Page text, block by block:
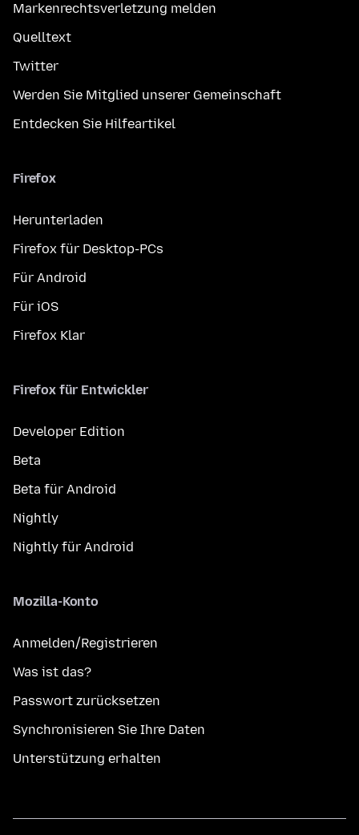
Markenrechtsverletzung melden
Quelltext
Twitter
Werden Sie Mitglied unserer Gemeinschaft
Entdecken Sie Hilfeartikel
Firefox
Herunterladen
Firefox für Desktop-PCs
Für Android
Für iOS
Firefox Klar
Firefox für Entwickler
Developer Edition
Beta
Beta für Android
Nightly
Nightly für Android
Mozilla-Konto
Anmelden/Registrieren
Was ist das?
Passwort zurücksetzen
Synchronisieren Sie Ihre Daten
Unterstützung erhalten